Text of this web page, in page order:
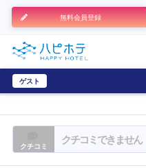
無料会員登録
ゲスト
クチコミ クチコミできません